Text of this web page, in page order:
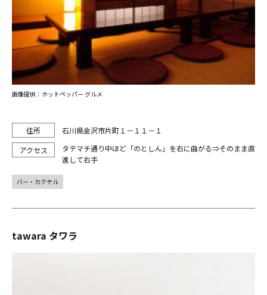
石川県金沢市片町１－１１－１
タテマチ通り中ほど「のとしん」を右に曲がる⇒そのまま直
進して右手
画像提供：ホットペッパー グルメ
バー・カクテル
tawara タワラ